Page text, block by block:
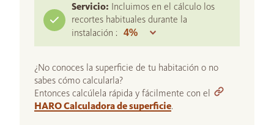
Servicio: Incluimos en el cálculo los
recortes habituales durante la
instalación :
¿No conoces la superficie de tu habitación o no
sabes cómo calcularla?
Entonces calcúlela rápida y fácilmente con el
HARO Calculadora de superficie.